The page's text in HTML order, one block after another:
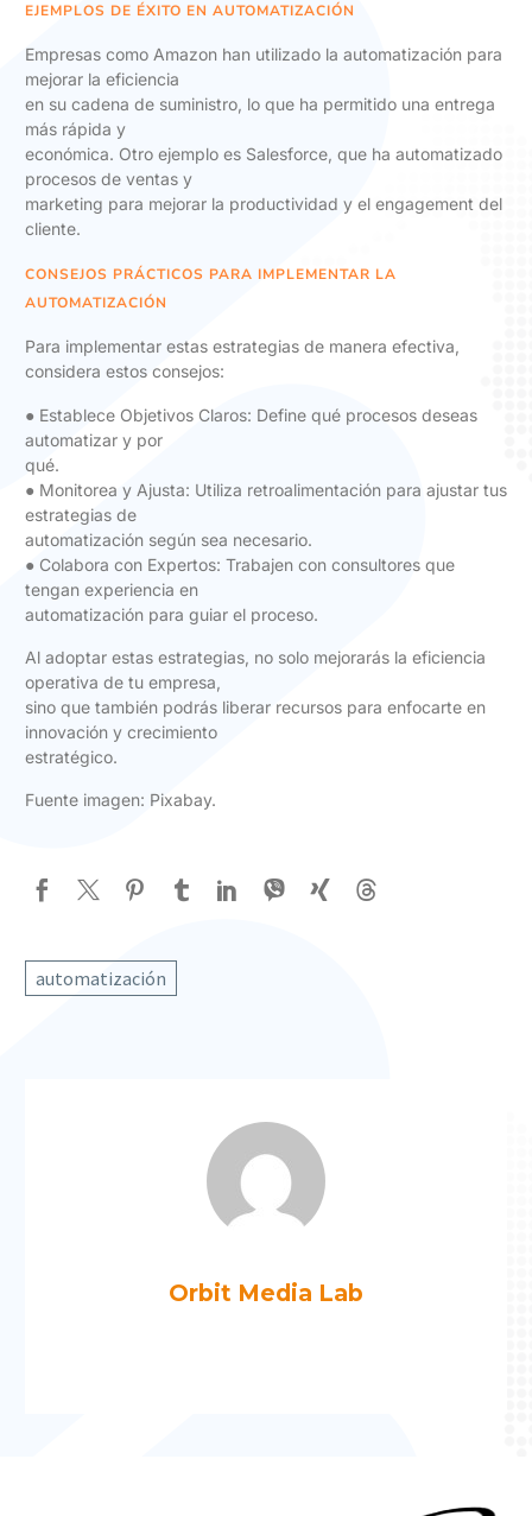
EJEMPLOS DE ÉXITO EN AUTOMATIZACIÓN
Empresas como Amazon han utilizado la automatización para
mejorar la eficiencia
en su cadena de suministro, lo que ha permitido una entrega
más rápida y
económica. Otro ejemplo es Salesforce, que ha automatizado
procesos de ventas y
marketing para mejorar la productividad y el engagement del
cliente.
CONSEJOS PRÁCTICOS PARA IMPLEMENTAR LA
AUTOMATIZACIÓN
Para implementar estas estrategias de manera efectiva,
considera estos consejos:
● Establece Objetivos Claros: Define qué procesos deseas
automatizar y por
qué.
● Monitorea y Ajusta: Utiliza retroalimentación para ajustar tus
estrategias de
automatización según sea necesario.
● Colabora con Expertos: Trabajen con consultores que
tengan experiencia en
automatización para guiar el proceso.
Al adoptar estas estrategias, no solo mejorarás la eficiencia
operativa de tu empresa,
sino que también podrás liberar recursos para enfocarte en
innovación y crecimiento
estratégico.
Fuente imagen: Pixabay.
automatización
Orbit Media Lab